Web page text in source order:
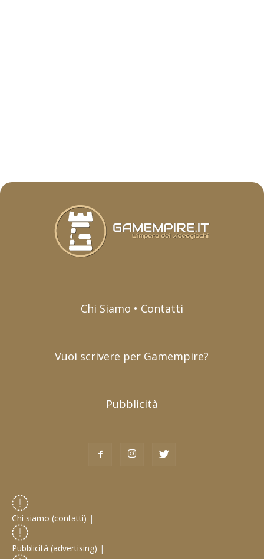
Chi Siamo • Contatti
Vuoi scrivere per Gamempire?
Pubblicità
Chi siamo (contatti) |
Pubblicità (advertising) |